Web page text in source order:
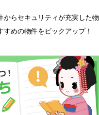
からセキュリティが充実した物
めの物件をピックアップ！